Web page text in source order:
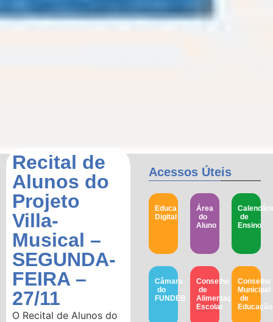
Recital de
Alunos do
Projeto
Villa-
Musical –
SEGUNDA-
FEIRA –
27/11
O Recital de Alunos do
Acessos Úteis
Educa
Digital
Área
do
Aluno
de
Ensino
Câmara
do
FUNDEB
Conselho
de
Alimentação
Escolar
Conselho
Municipal
de
Educação​